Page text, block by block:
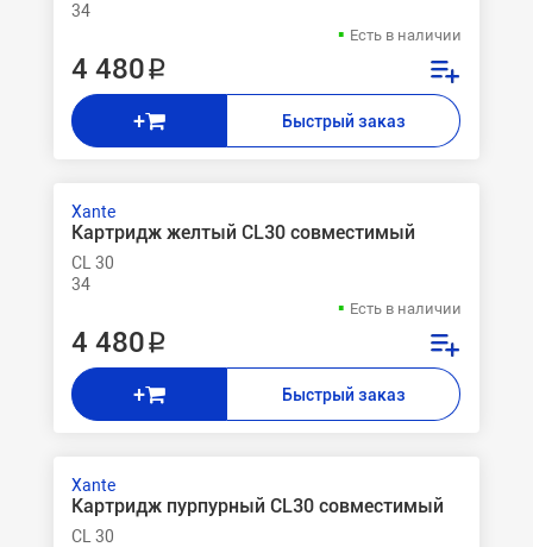
34
Есть в наличии
4 480 ₽
+ Быстрый заказ
Xante
Картридж желтый CL30 совместимый
CL 30
34
Есть в наличии
4 480 ₽
+ Быстрый заказ
Xante
Картридж пурпурный CL30 совместимый
CL 30